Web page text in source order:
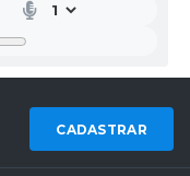
CADASTRAR